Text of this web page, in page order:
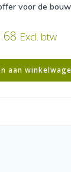
voor de bouw
Excl. btw
aan